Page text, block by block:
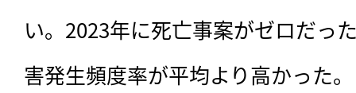
い。2023年に死亡事案がゼロだっ
害発生頻度率が平均より高かった。